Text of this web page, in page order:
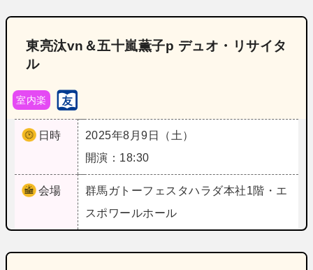
東亮汰vn＆五十嵐薫子p デュオ・リサイタ
ル
室内楽
日時
2025年8月9日（土）
開演：18:30
会場 群馬ガトーフェスタハラダ本社1階・エ
スポワールホール